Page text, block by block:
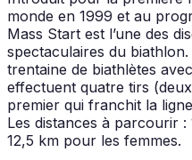
monde en 1999 et au
Mass Start est l’une des
spectaculaires du
trentaine de biathlètes
effectuent quatre tirs
premier qui franchit la
Les distances à parcourir
12,5 km pour les femmes.